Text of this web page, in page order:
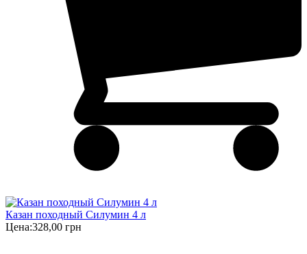
Казан походный Силумин 4 л
Цена:328,00 грн